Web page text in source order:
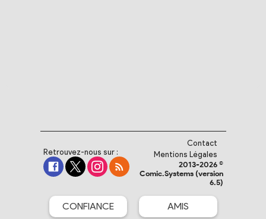
Retrouvez-nous sur :
Contact
Mentions Légales
2013-2026 ©
Comic.Systems (version
6.5)
CONFIANCE AMIS